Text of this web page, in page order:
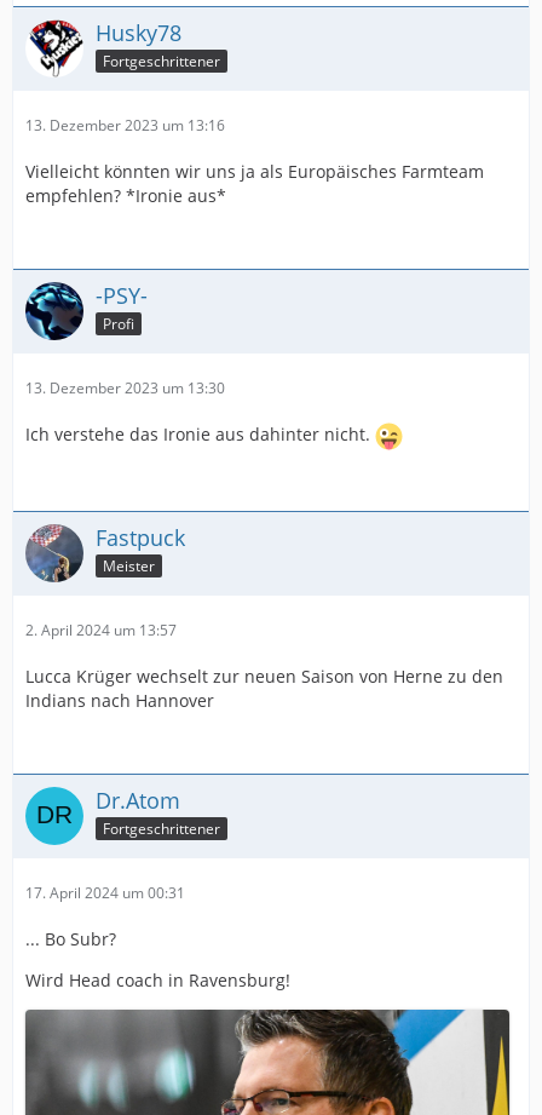
Husky78
Fortgeschrittener
13. Dezember 2023 um 13:16
Vielleicht könnten wir uns ja als Europäisches Farmteam
empfehlen? *Ironie aus*
-PSY-
Profi
13. Dezember 2023 um 13:30
Ich verstehe das Ironie aus dahinter nicht.
Fastpuck
Meister
2. April 2024 um 13:57
Lucca Krüger wechselt zur neuen Saison von Herne zu den
Indians nach Hannover
Dr.Atom
Fortgeschrittener
17. April 2024 um 00:31
... Bo Subr?
Wird Head coach in Ravensburg!